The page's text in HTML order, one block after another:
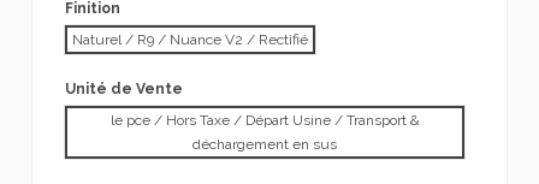
Finition
Naturel / R9 / Nuance V2 / Rectifié
Unité de Vente
le pce / Hors Taxe / Départ Usine / Transport &
déchargement en sus